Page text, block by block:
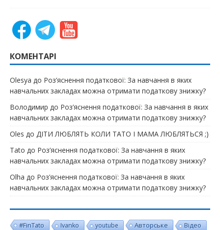
КОМЕНТАРІ
Olesya до Роз’яснення податкової: За навчання в яких
навчальних закладах можна отримати податкову знижку?
Володимир до Роз’яснення податкової: За навчання в яких
навчальних закладах можна отримати податкову знижку?
Oles до ДІТИ ЛЮБЛЯТЬ КОЛИ ТАТО І МАМА ЛЮБЛЯТЬСЯ ;)
Tato до Роз’яснення податкової: За навчання в яких
навчальних закладах можна отримати податкову знижку?
Olha до Роз’яснення податкової: За навчання в яких
навчальних закладах можна отримати податкову знижку?
#FinTato Ivanko youtube Авторське
Відео